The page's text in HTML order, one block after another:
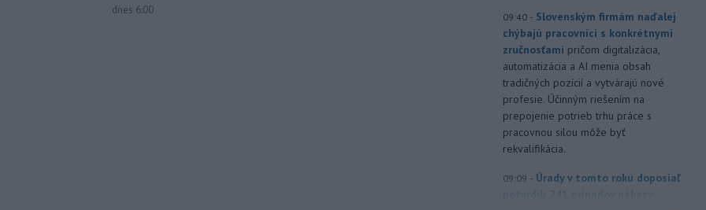
dnes 6:00
09:40 - Slovenským firmám naďalej
chýbajú pracovníci s konkrétnymi
zručnosťami pričom digitalizácia,
automatizácia a AI menia obsah
tradičných pozícií a vytvárajú nové
profesie. Účinným riešením na
prepojenie potrieb trhu práce s
pracovnou silou môže byť
rekvalifikácia.
09:09 - Úrady v tomto roku doposiaľ